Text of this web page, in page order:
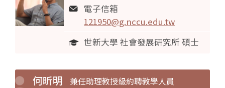
電子信箱
121950@g.nccu.edu.tw
世新大學 社會發展研究所 碩士
何昕明 兼任助理教授級約聘教學人員